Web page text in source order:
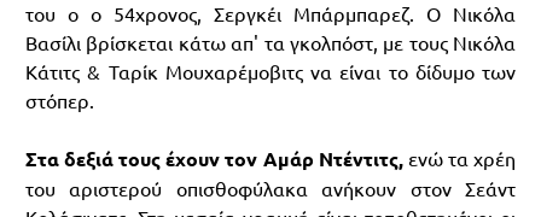
του ο ο 54χρονος, Σεργκέι Μπάρμπαρεζ. Ο Νικόλα
Βασίλι βρίσκεται κάτω απ' τα γκολπόστ, με τους Νικόλα
Κάτιτς & Ταρίκ Μουχαρέμοβιτς να είναι το δίδυμο των
στόπερ.
Στα δεξιά τους έχουν τον Αμάρ Ντέντιτς,ενώ τα χρέη
του αριστερού οπισθοφύλακα ανήκουν στον Σεάντ